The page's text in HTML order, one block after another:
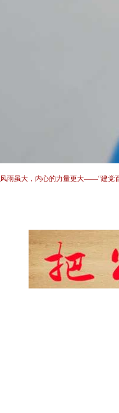
风雨虽大，内心的力量更大——“建党